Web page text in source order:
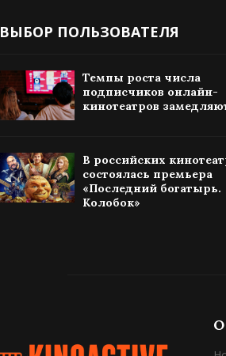
ВЫБОР ПОЛЬЗОВАТЕЛЯ
Темпы роста числа
подписчиков онлайн-
кинотеатров
В российских
состоялась премьера
«Последний богатырь.
Колобок»